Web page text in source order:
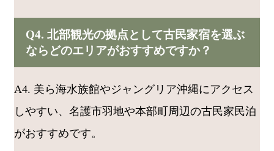
Q4. 北部観光の拠点として古民家宿を選ぶ
ならどのエリアがおすすめですか？
A4. 美ら海水族館やジャングリア沖縄にアクセス
しやすい、名護市羽地や本部町周辺の古民家民泊
がおすすめです。